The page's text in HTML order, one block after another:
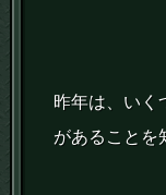
昨年は、いく
があることを